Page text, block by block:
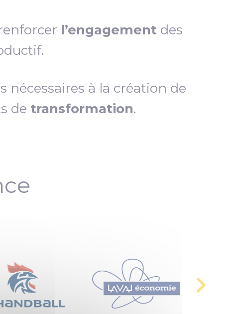
l’engagement des
nécessaires à la création de
de transformation.